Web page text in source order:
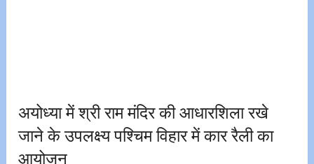
अयोध्या में श्री राम मंदिर की आधारशिला रखे
जाने के उपलक्ष्य पश्चिम विहार में कार रैली का
आयोजन